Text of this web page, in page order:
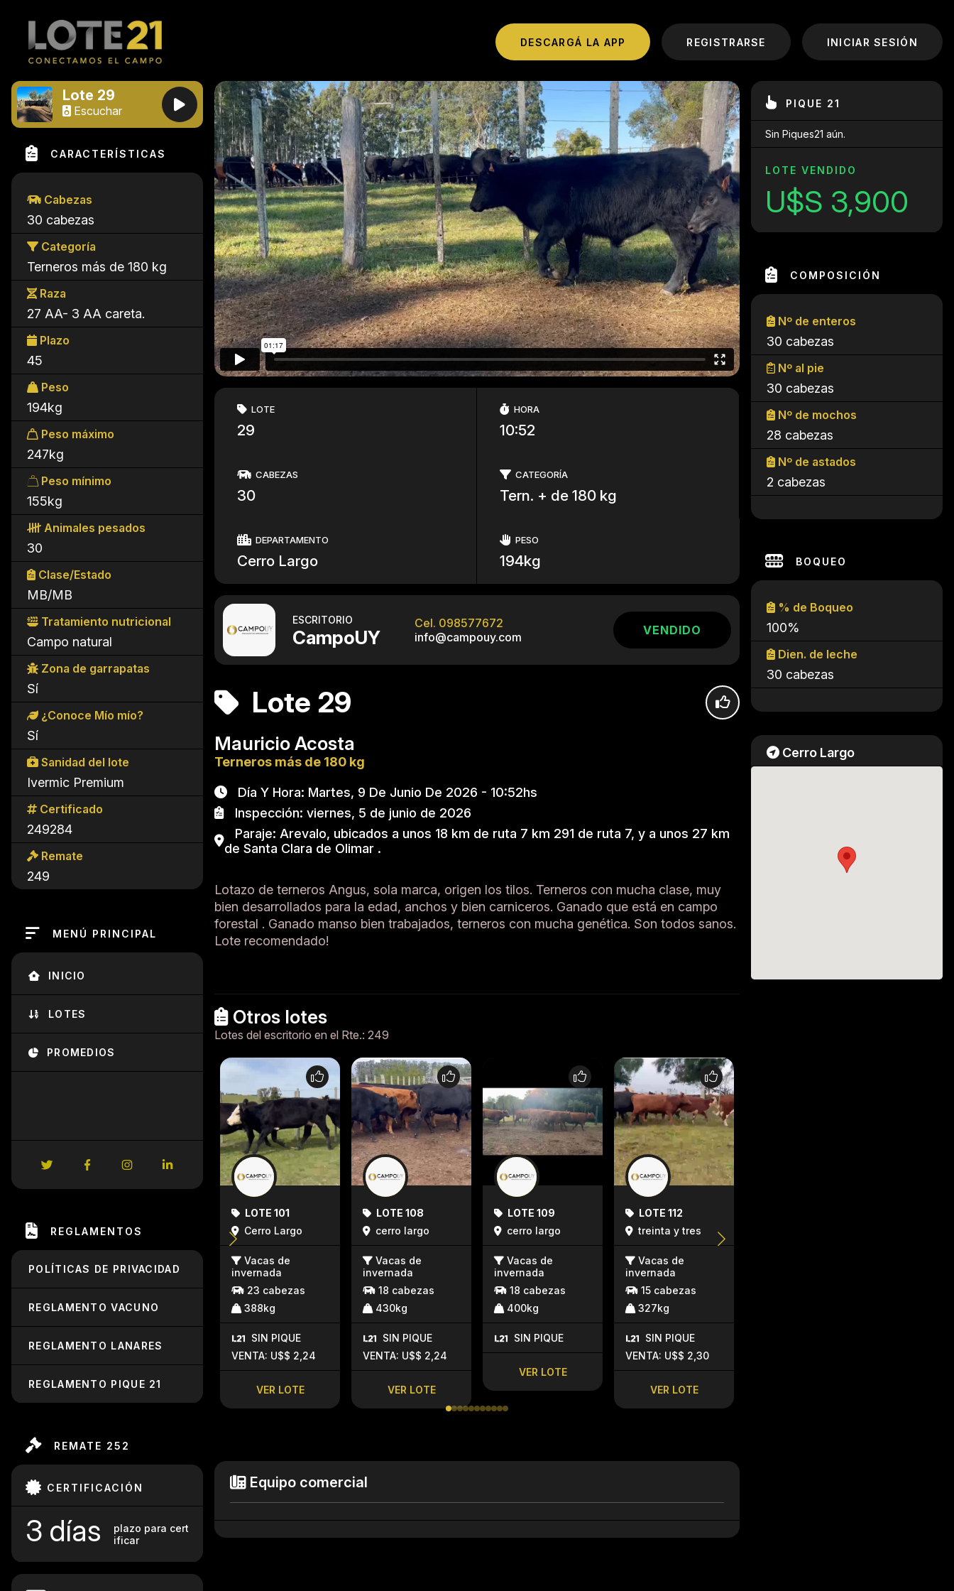
Lote 29
Escuchar
CARACTERÍSTICAS
Cabezas
30 cabezas
Categoría
Terneros más de 180 kg
Raza
27 AA- 3 AA careta.
Plazo
45
Peso
194kg
Peso máximo
247kg
Peso mínimo
155kg
Animales pesados
30
Clase/Estado
MB/MB
Tratamiento nutricional
Campo natural
Zona de garrapatas
Sí
¿Conoce Mío mío?
Sí
Sanidad del lote
Ivermic Premium
Certificado
249284
Remate
249
MENÚ PRINCIPAL
INICIO
LOTES
PROMEDIOS
REGLAMENTOS
POLÍTICAS DE PRIVACIDAD
REGLAMENTO VACUNO
REGLAMENTO LANARES
REGLAMENTO PIQUE 21
REMATE 252
CERTIFICACIÓN
3 días
plazo para cert
ificar
DESCARGÁ LA APP REGISTRARSE INICIAR SESIÓN
PIQUE 21
Sin Piques21 aún.
LOTE VENDIDO
U$S 3,900
COMPOSICIÓN
Nº de enteros
30 cabezas
Nº al pie
30 cabezas
Nº de mochos
28 cabezas
Nº de astados
2 cabezas
BOQUEO
% de Boqueo
100%
Dien. de leche
30 cabezas
Cerro Largo
LOTE
29
HORA
10:52
CABEZAS
30
CATEGORÍA
Tern. + de 180 kg
DEPARTAMENTO
Cerro Largo
PESO
194kg
ESCRITORIO
CampoUY
Cel. 098577672
info@campouy.com
VENDIDO
Lote 29
Mauricio Acosta
Terneros más de 180 kg
Día Y Hora: Martes, 9 De Junio De 2026 - 10:52hs
Inspección: viernes, 5 de junio de 2026
Paraje: Arevalo, ubicados a unos 18 km de ruta 7 km 291 de ruta 7, y a unos 27 km
de Santa Clara de Olimar .
Lotazo de terneros Angus, sola marca, origen los tilos. Terneros con mucha clase, muy
bien desarrollados para la edad, anchos y bien carniceros. Ganado que está en campo
forestal . Ganado manso bien trabajados, terneros con mucha genética. Son todos sanos.
Lote recomendado!
Otros lotes
Lotes del escritorio en el Rte.: 249
LOTE 101
Cerro Largo
Vacas de
invernada
23 cabezas
388kg
SIN PIQUE
VENTA: U$$ 2,24
VER LOTE
LOTE 108
cerro largo
Vacas de
invernada
18 cabezas
430kg
SIN PIQUE
VENTA: U$$ 2,24
VER LOTE
LOTE 109
cerro largo
Vacas de
invernada
18 cabezas
400kg
SIN PIQUE
VER LOTE
LOTE 112
treinta y tres
Vacas de
invernada
15 cabezas
327kg
SIN PIQUE
VENTA: U$$ 2,30
VER LOTE
Equipo comercial